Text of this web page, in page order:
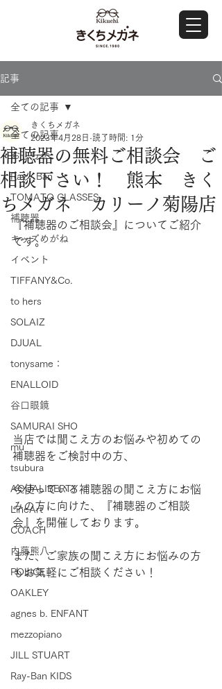
記事
全ての記事
おしらせ
Ray・Ban
TOMATO GLASSES
補聴器
キッズめがね
イベント
TIFFANY&Co.
to hers
SOLAIZ
DJUAL
tonysame：
ENALLOID
谷口眼鏡
SAMURAI SHO
mu
tsubura
AQUALIBERTY
LineArt
COACH
内藤熊八
POLICE
OAKLEY
agnes b. ENFANT
mezzopiano
JILL STUART
Ray-Ban KIDS
全ての記事
補聴器の無料ご相談会 ご
相談下さい！ 熊本 きく
ちメガネ カリーノ菊陽店
きくちメガネ
2023年4月28日 読了時間: 1分
『補聴器のご相談会』についてご紹介
です。
当店では聞こえ方のお悩みや初めての
補聴器をご検討中の方、
今使っている補聴器の聞こえ方にお悩
みの方に向けた、『補聴器のご相談
会』を開催しております。
また、ご家族の聞こえ方にお悩みの方
もお気軽にご相談ください！